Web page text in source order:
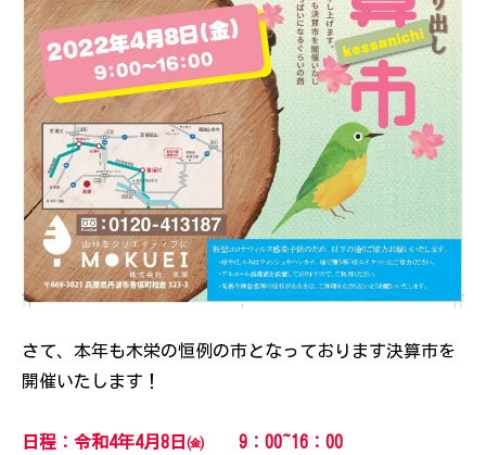
さて、本年も木栄の恒例の市となっております決算市を
開催いたします！
日程：令和4年4月8日㈮ 9：00~16：00